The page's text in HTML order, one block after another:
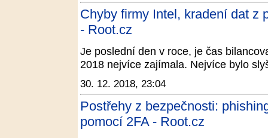
Chyby firmy Intel, kradení dat z
- Root.cz
Je poslední den v roce, je čas
2018 nejvíce zajímala. Nejvíce bylo
30. 12. 2018, 23:04
Postřehy z bezpečnosti:
pomocí 2FA - Root.cz